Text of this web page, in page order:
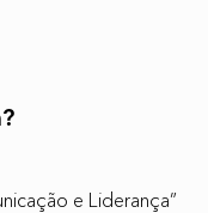
e Liderança”